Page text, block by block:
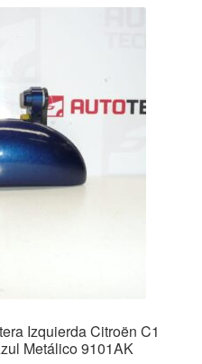
Izquierda Citroën C1
Metálico 9101AK